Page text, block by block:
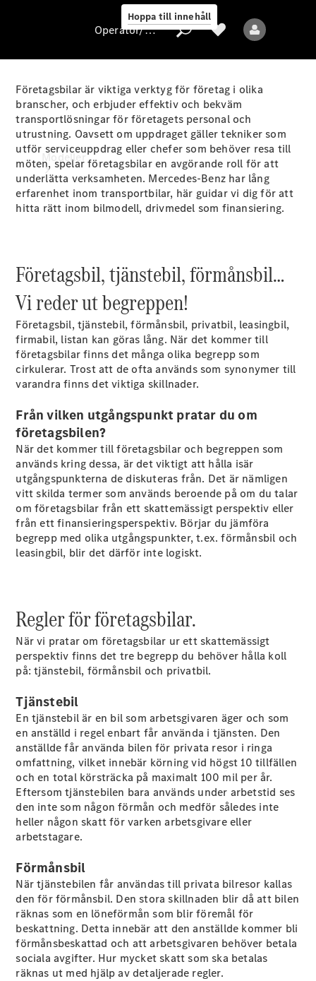
Hoppa till innehåll
Operatör/skydd
av
personuppgifter
Modeller
Alla modeller
Elektriska modeller
Sprinter
Alla
Sprinter
Sprinter
Skåpbil
Sprinter
Tourer
Sprinter
Chassi
Sprinter
Flakbil
Konfigurator
Hitta din
återförsäljare
Vito
Alla Vito
Vito Skåpbil
Vito Mixto
Konfigurator
Hitta din
återförsäljare
Citan
Operatör/skydd av personuppgifter
Företagsbilar är viktiga verktyg för företag i olika
branscher, och erbjuder effektiv och bekväm
transportlösningar för företagets personal och
utrustning. Oavsett om uppdraget gäller tekniker som
utför serviceuppdrag eller chefer som behöver resa till
möten, spelar företagsbilar en avgörande roll för att
underlätta verksamheten. Mercedes-Benz har lång
erfarenhet inom transportbilar, här guidar vi dig för att
hitta rätt inom bilmodell, drivmedel som finansiering.
Företagsbil, tjänstebil, förmånsbil…
Vi reder ut begreppen!
Företagsbil, tjänstebil, förmånsbil, privatbil, leasingbil,
firmabil, listan kan göras lång. När det kommer till
företagsbilar finns det många olika begrepp som
cirkulerar. Trost att de ofta används som synonymer till
varandra finns det viktiga skillnader.
Från vilken utgångspunkt pratar du om
företagsbilen?
När det kommer till företagsbilar och begreppen som
används kring dessa, är det viktigt att hålla isär
utgångspunkterna de diskuteras från. Det är nämligen
vitt skilda termer som används beroende på om du talar
om företagsbilar från ett skattemässigt perspektiv eller
från ett finansieringsperspektiv. Börjar du jämföra
begrepp med olika utgångspunkter, t.ex. förmånsbil och
leasingbil, blir det därför inte logiskt.
Regler för företagsbilar.
När vi pratar om företagsbilar ur ett skattemässigt
perspektiv finns det tre begrepp du behöver hålla koll
på: tjänstebil, förmånsbil och privatbil.
Tjänstebil
En tjänstebil är en bil som arbetsgivaren äger och som
en anställd i regel enbart får använda i tjänsten. Den
anställde får använda bilen för privata resor i ringa
omfattning, vilket innebär körning vid högst 10 tillfällen
och en total körsträcka på maximalt 100 mil per år.
Eftersom tjänstebilen bara används under arbetstid ses
den inte som någon förmån och medför således inte
heller någon skatt för varken arbetsgivare eller
arbetstagare.
Förmånsbil
När tjänstebilen får användas till privata bilresor kallas
den för förmånsbil. Den stora skillnaden blir då att bilen
räknas som en löneförmån som blir föremål för
beskattning. Detta innebär att den anställde kommer bli
förmånsbeskattad och att arbetsgivaren behöver betala
sociala avgifter. Hur mycket skatt som ska betalas
räknas ut med hjälp av detaljerade regler.